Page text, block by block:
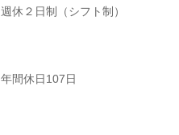
週休２日制（シフト制）
年間休日107日